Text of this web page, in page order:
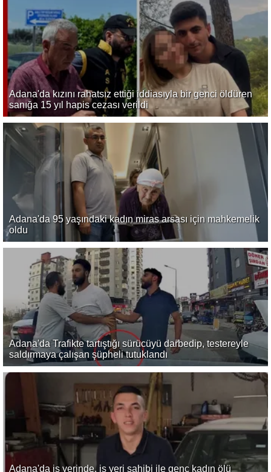
Adana'da kızını rahatsız ettiği iddiasıyla bir genci öldüren
sanığa 15 yıl hapis cezası verildi
Adana'da 95 yaşındaki kadın miras arsası için mahkemelik
oldu
Adana'da Trafikte tartıştığı sürücüyü darbedip, testereyle
saldırmaya çalışan şüpheli tutuklandı
Adana'da iş yerinde, iş yeri sahibi ile genç kadın ölü